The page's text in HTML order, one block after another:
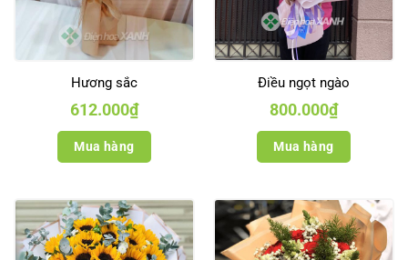
Hương sắc
612.000₫
Mua hàng
Điều ngọt ngào
800.000₫
Mua hàng